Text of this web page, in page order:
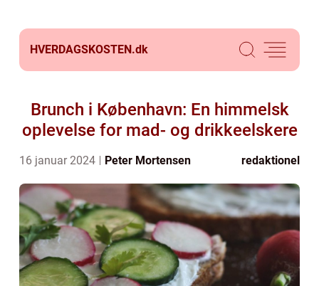
HVERDAGSKOSTEN.dk
Brunch i København: En himmelsk
oplevelse for mad- og drikkeelskere
16 januar 2024 Peter Mortensen redaktionel